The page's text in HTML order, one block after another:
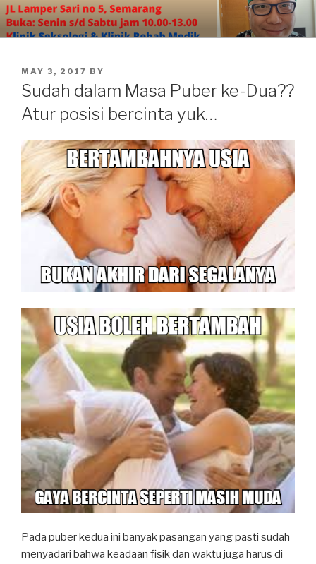
Skip
to
content
POSTED
ON
MAY 3, 2017 BY
Sudah dalam Masa Puber ke-Dua??
Atur posisi bercinta yuk…
Pada puber kedua ini banyak pasangan yang pasti sudah
menyadari bahwa keadaan fisik dan waktu juga harus di